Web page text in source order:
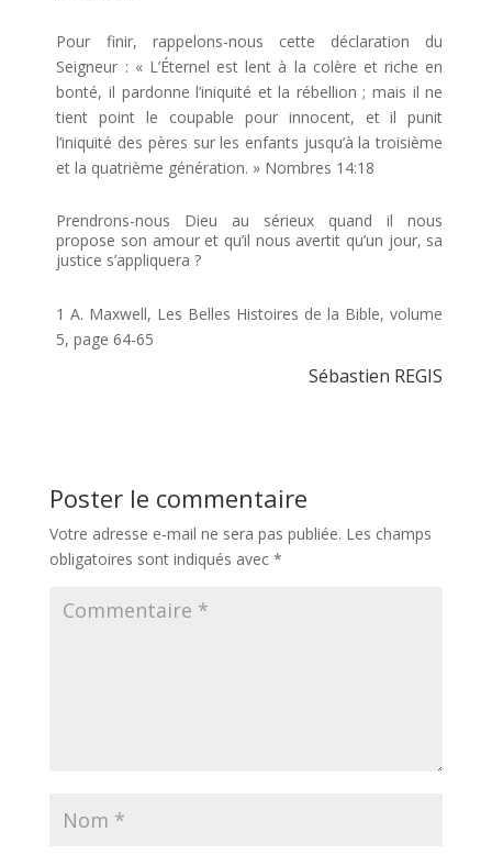
Pour finir, rappelons-nous cette déclaration du
Seigneur : « L’Éternel est lent à la colère et riche en
bonté, il pardonne l’iniquité et la rébellion ; mais il ne
tient point le coupable pour innocent, et il punit
l’iniquité des pères sur les enfants jusqu’à la troisième
et la quatrième génération. » Nombres 14:18
Prendrons-nous Dieu au sérieux quand il nous
propose son amour et qu’il nous avertit qu’un jour, sa
justice s’appliquera ?
1 A. Maxwell, Les Belles Histoires de la Bible, volume
5, page 64-65
Sébastien REGIS
Poster le commentaire
Votre adresse e-mail ne sera pas publiée. Les champs
obligatoires sont indiqués avec *